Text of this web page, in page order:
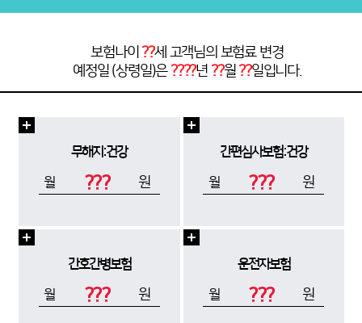
보험나이 ??세 고객님의 보험료 변경
예정일 (상령일)은 ????년 ??월 ??일입니다.
무해지:건강
월 ??? 원
간편심사보험:건강
월 ??? 원
간호간병보험
월 ??? 원
운전자보험
월 ??? 원